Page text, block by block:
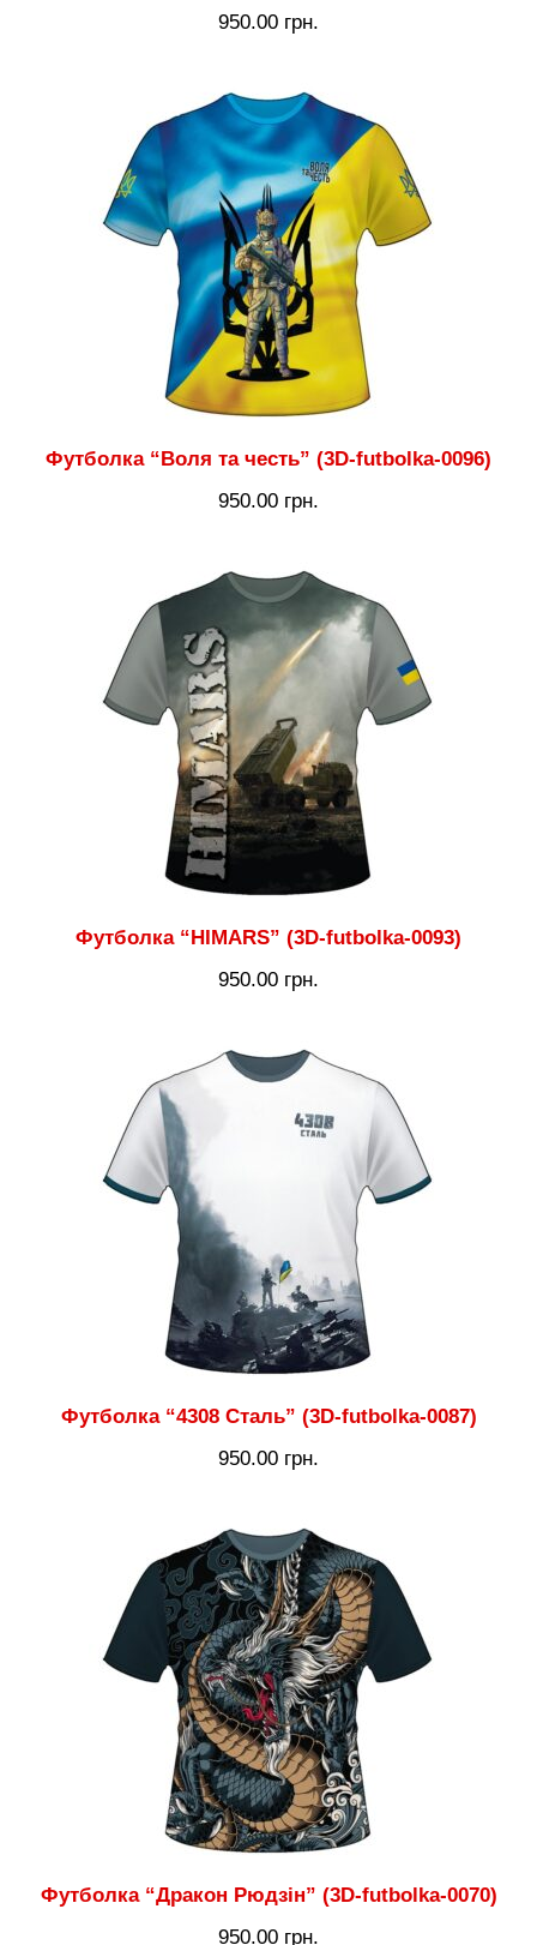
950.00 грн.
Футболка “Воля та честь” (3D-futbolka-0096)
950.00 грн.
Футболка “HIMARS” (3D-futbolka-0093)
950.00 грн.
Футболка “4308 Сталь” (3D-futbolka-0087)
950.00 грн.
Футболка “Дракон Рюдзін” (3D-futbolka-0070)
950.00 грн.